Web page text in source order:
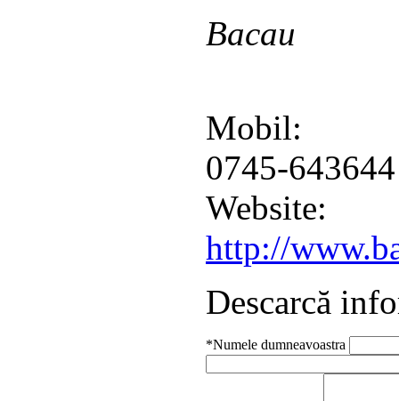
Bacau
Mobil:
0745-643644
Website:
http://
Descarcă
*Numele dumneavoastra